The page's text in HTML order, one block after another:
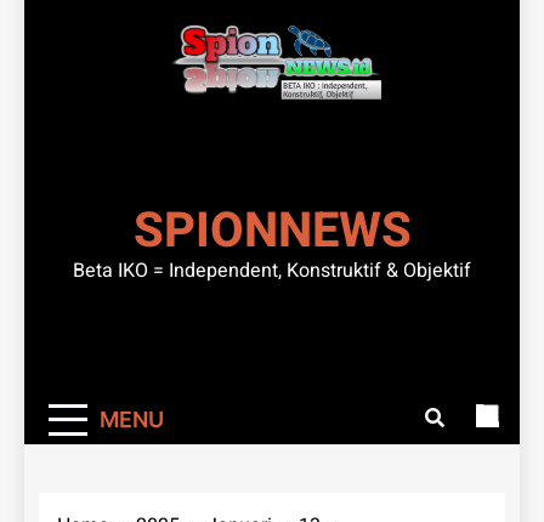
SPIONNEWS
Beta IKO = Independent, Konstruktif & Objektif
MENU